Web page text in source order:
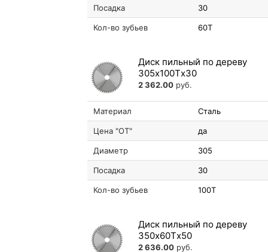
Посадка 30
Кол-во зубьев 60T
Диск пильный по дереву
305х100Tх30
2 362.00 руб.
Материал Сталь
Цена "ОТ" да
Диаметр 305
Посадка 30
Кол-во зубьев 100T
Диск пильный по дереву
350х60Tх50
2 636.00 руб.